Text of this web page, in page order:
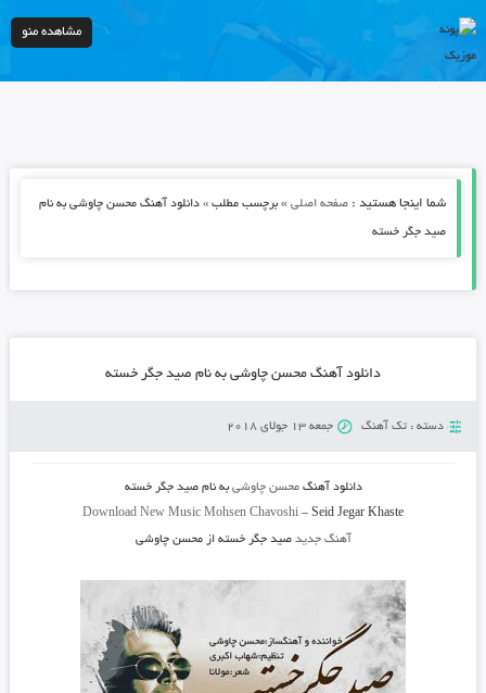
مشاهده منو
شما اینجا هستید : صفحه اصلی» برچسب مطلب » دانلود آهنگ محسن چاوشی به نام
صید جگر خسته
دانلود آهنگ محسن چاوشی به نام صید جگر خسته
دسته : تک آهنگ جمعه 13 جولای 2018
دانلود آهنگمحسن چاوشی به نامصید جگر خسته
Download New Music Mohsen Chavoshi –Seid Jegar Khaste
آهنگ جدید صید جگر خسته ازمحسن چاوشی